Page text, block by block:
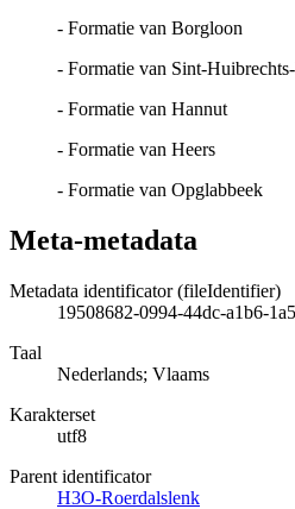
- Formatie van Borgloon
- Formatie van Sint-
- Formatie van Hannut
- Formatie van Heers
- Formatie van Opglabbeek
Meta-metadata
Metadata identificator (fileIdentifier)
19508682-0994-44dc-a1b6-
Taal
Nederlands; Vlaams
Karakterset
utf8
Parent identificator
H3O-Roerdalslenk